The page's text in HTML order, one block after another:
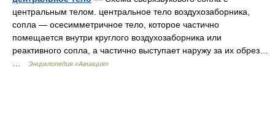
центральным телом. центральное тело воздухозаборника,
сопла — осесимметричное тело, которое частично
помещается внутри круглого воздухозаборника или
реактивного сопла, а частично выступает наружу за их обрез…
Энциклопедия «Авиация»